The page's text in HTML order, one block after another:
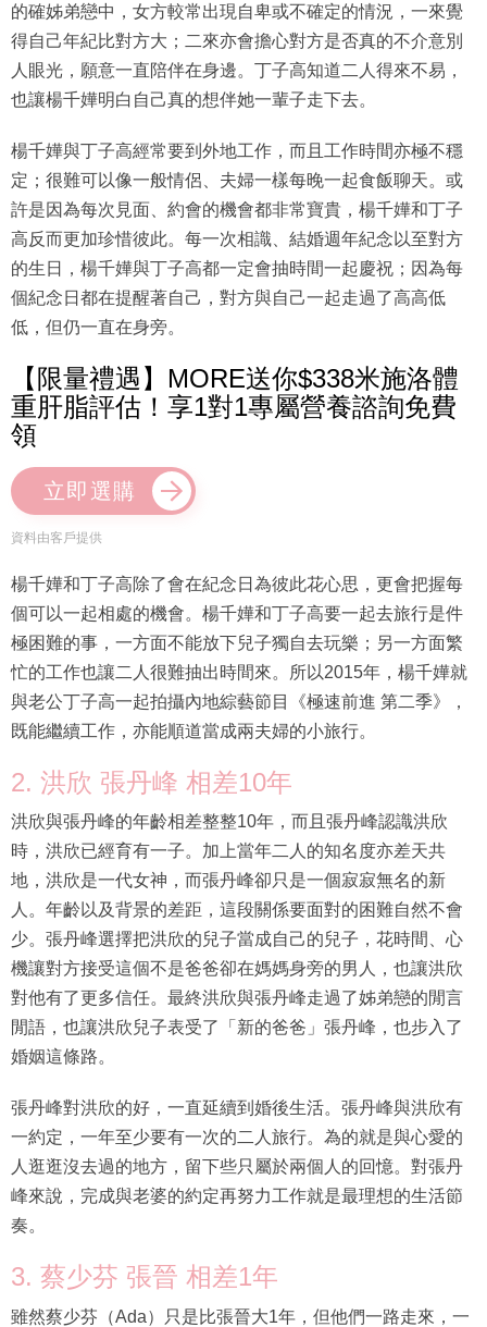
的確姊弟戀中，女方較常出現自卑或不確定的情況，一來覺
得自己年紀比對方大；二來亦會擔心對方是否真的不介意別
人眼光，願意一直陪伴在身邊。丁子高知道二人得來不易，
也讓楊千嬅明白自己真的想伴她一輩子走下去。
楊千嬅與丁子高經常要到外地工作，而且工作時間亦極不穩
定；很難可以像一般情侶、夫婦一樣每晚一起食飯聊天。或
許是因為每次見面、約會的機會都非常寶貴，楊千嬅和丁子
高反而更加珍惜彼此。每一次相識、結婚週年紀念以至對方
的生日，楊千嬅與丁子高都一定會抽時間一起慶祝；因為每
個紀念日都在提醒著自己，對方與自己一起走過了高高低
低，但仍一直在身旁。
【限量禮遇】MORE送你$338米施洛體
重肝脂評估！享1對1專屬營養諮詢免費
領
立即選購
資料由客戶提供
楊千嬅和丁子高除了會在紀念日為彼此花心思，更會把握每
個可以一起相處的機會。楊千嬅和丁子高要一起去旅行是件
極困難的事，一方面不能放下兒子獨自去玩樂；另一方面繁
忙的工作也讓二人很難抽出時間來。所以2015年，楊千嬅就
與老公丁子高一起拍攝內地綜藝節目《極速前進 第二季》，
既能繼續工作，亦能順道當成兩夫婦的小旅行。
2. 洪欣 張丹峰 相差10年
洪欣與張丹峰的年齡相差整整10年，而且張丹峰認識洪欣
時，洪欣已經育有一子。加上當年二人的知名度亦差天共
地，洪欣是一代女神，而張丹峰卻只是一個寂寂無名的新
人。年齡以及背景的差距，這段關係要面對的困難自然不會
少。張丹峰選擇把洪欣的兒子當成自己的兒子，花時間、心
機讓對方接受這個不是爸爸卻在媽媽身旁的男人，也讓洪欣
對他有了更多信任。最終洪欣與張丹峰走過了姊弟戀的閒言
閒語，也讓洪欣兒子表受了「新的爸爸」張丹峰，也步入了
婚姻這條路。
張丹峰對洪欣的好，一直延續到婚後生活。張丹峰與洪欣有
一約定，一年至少要有一次的二人旅行。為的就是與心愛的
人逛逛沒去過的地方，留下些只屬於兩個人的回憶。對張丹
峰來說，完成與老婆的約定再努力工作就是最理想的生活節
奏。
3. 蔡少芬 張晉 相差1年
雖然蔡少芬（Ada）只是比張晉大1年，但他們一路走來，一